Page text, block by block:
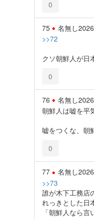
0
75 名無し
>>72
クソ朝鮮人が日
0
76 名無し
朝鮮人は嘘を平
嘘をつくな、朝
0
77 名無し
>>73
誰が木下工務店
れっきとした日
「朝鮮人なら